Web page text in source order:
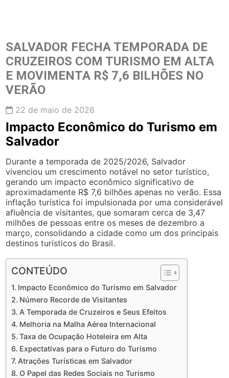
SALVADOR FECHA TEMPORADA DE
CRUZEIROS COM TURISMO EM ALTA
E MOVIMENTA R$ 7,6 BILHÕES NO
VERÃO
22 de maio de 2026
Impacto Econômico do Turismo em
Salvador
Durante a temporada de 2025/2026, Salvador
vivenciou um crescimento notável no setor turístico,
gerando um impacto econômico significativo de
aproximadamente R$ 7,6 bilhões apenas no verão. Essa
inflação turística foi impulsionada por uma considerável
afluência de visitantes, que somaram cerca de 3,47
milhões de pessoas entre os meses de dezembro a
março, consolidando a cidade como um dos principais
destinos turísticos do Brasil.
CONTEÚDO
Impacto Econômico do Turismo em Salvador
Número Recorde de Visitantes
A Temporada de Cruzeiros e Seus Efeitos
Melhoria na Malha Aérea Internacional
Taxa de Ocupação Hoteleira em Alta
Expectativas para o Futuro do Turismo
Atrações Turísticas em Salvador
O Papel das Redes Sociais no Turismo